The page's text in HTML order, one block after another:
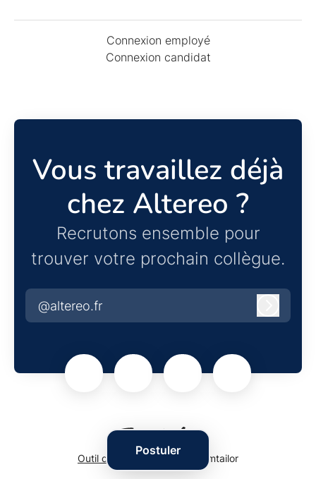
Postuler
Connexion employé
Connexion candidat
Vous travaillez déjà
chez Altereo ?
Recrutons ensemble pour
trouver votre prochain collègue.
@altereo.fr
Outil de recrutementde Teamtailor